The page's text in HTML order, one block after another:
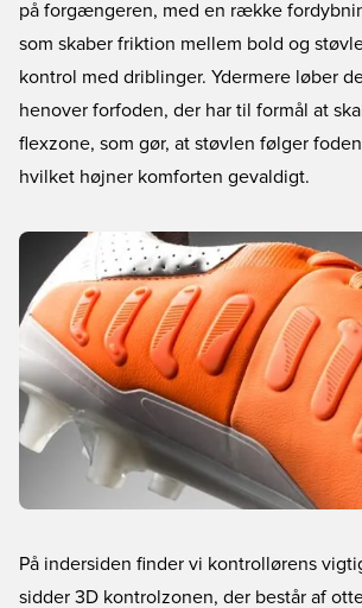
på forgængeren, med en række
som skaber friktion mellem bold og
kontrol med driblinger. Ydermere løber
henover forfoden, der har til formål at
flexzone, som gør, at støvlen følger
hvilket højner komforten gevaldigt.
På indersiden finder vi kontrollørens
sidder 3D kontrolzonen, der består af